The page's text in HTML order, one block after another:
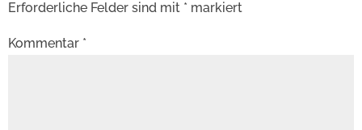
Erforderliche Felder sind mit * markiert
Kommentar *